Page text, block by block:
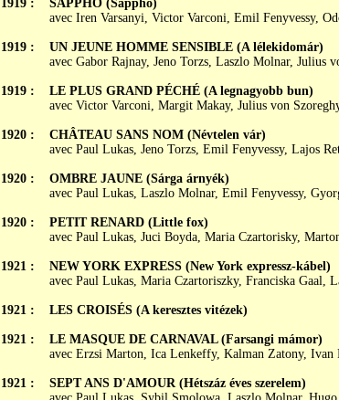
1919 :
1919 :
1919 :
1920 :
1920 :
1920 :
1921 :
1921 :
1921 :
1921 :
SAPPHO (Sapphó)
avec Iren Varsanyi, Victor Varconi, Emil Fenyvessy,
UN JEUNE HOMME SENSIBLE (A lélekidomár)
avec Gabor Rajnay, Jeno Torzs, Laszlo Molnar, Julius
LE PLUS GRAND PÉCHÉ (A legnagyobb bun)
avec Victor Varconi, Margit Makay, Julius von
CHÂTEAU SANS NOM (Névtelen vár)
avec Paul Lukas, Jeno Torzs, Emil Fenyvessy, Lajos
OMBRE JAUNE (Sárga árnyék)
avec Paul Lukas, Laszlo Molnar, Emil Fenyvessy,
PETIT RENARD (Little fox)
avec Paul Lukas, Juci Boyda, Maria Czartorisky,
NEW YORK EXPRESS (New York expressz-kábel)
avec Paul Lukas, Maria Czartoriszky, Franciska Gaal,
LES CROISÉS (A keresztes vitézek)
LE MASQUE DE CARNAVAL (Farsangi mámor)
avec Erzsi Marton, Ica Lenkeffy, Kalman Zatony, Ivan
SEPT ANS D'AMOUR (Hétszáz éves szerelem)